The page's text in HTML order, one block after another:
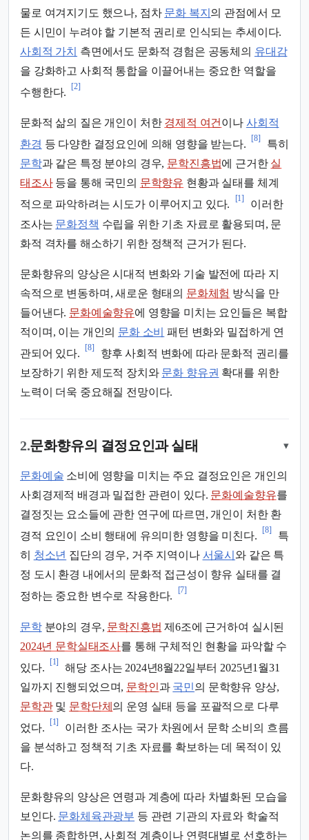
물로 여겨지기도 했으나, 점차 문화 복지 의 관점에서 모
든 시민이 누려야 할 기본적 권리로 인식되는 추세이다.
사회적 가치
측면에서도 문화적 경험은 공동체의 유대감
을 강화하고 사회적 통합을 이끌어내는 중요한 역할을
수행한다.
[2]
문화적 삶의 질은 개인이 처한 경제적 여건 이나 사회적
환경 등 다양한 결정요인에 의해 영향을 받는다.
[8]
특히
문학과 같은 특정 분야의 경우, 문학진흥법에 근거한 실
태조사등을 통해 국민의 문학향유 현황과 실태를 체계
적으로 파악하려는 시도가 이루어지고 있다.
[1]
이러한
조사는 문화정책 수립을 위한 기초 자료로 활용되며, 문
화적 격차를 해소하기 위한 정책적 근거가 된다.
문화향유의 양상은 시대적 변화와 기술 발전에 따라 지
속적으로 변동하며, 새로운 형태의 문화체험 방식을 만
들어낸다. 문화예술향유에 영향을 미치는 요인들은 복합
적이며, 이는 개인의 문화 소비
패턴 변화와 밀접하게 연
관되어 있다.
[8]
향후 사회적 변화에 따라 문화적 권리를
보장하기 위한 제도적 장치와 문화 향유권 확대를 위한
노력이 더욱 중요해질 전망이다.
2.문화향유의 결정요인과 실태 ▾
문화예술 소비에 영향을 미치는 주요 결정요인은 개인의
사회경제적 배경과 밀접한 관련이 있다. 문화예술향유를
결정짓는 요소들에 관한 연구에 따르면, 개인이 처한 환
경적 요인이 소비 행태에 유의미한 영향을 미친다.
[8]
특
히 청소년 집단의 경우, 거주 지역이나 서울시 와 같은 특
정 도시 환경 내에서의 문화적 접근성이 향유 실태를 결
정하는 중요한 변수로 작용한다.
[7]
문학분야의 경우, 문학진흥법 제6조에 근거하여 실시된
2024년 문학실태조사를 통해 구체적인 현황을 파악할 수
있다.
[1]
해당 조사는 2024년8월22일부터 2025년1월31
일까지 진행되었으며, 문학인과 국민의 문학향유 양상,
문학관및 문학단체 의 운영 실태 등을 포괄적으로 다루
었다.
[1]
이러한 조사는 국가 차원에서 문학 소비의 흐름
을 분석하고 정책적 기초 자료를 확보하는 데 목적이 있
다.
문화향유의 양상은 연령과 계층에 따라 차별화된 모습을
보인다. 문화체육관광부 등 관련 기관의 자료와 학술적
논의를 종합하면, 사회적 계층이나 연령대별로 선호하는